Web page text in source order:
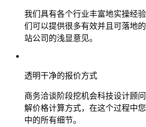
我们具有各个行业丰富地实操经
们可以提供很多有效并且可落地
站公司的浅显意见。
透明干净的报价方式
商务洽谈阶段挖机会科技设计顾
解价格计算方式，在这个过程中
中的所有细节。